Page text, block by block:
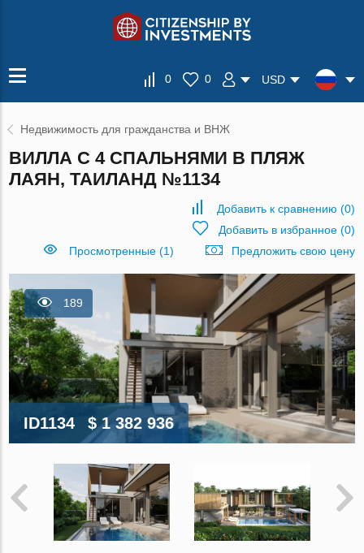
0 0 USD
Недвижимость для гражданства и ВНЖ
ВИЛЛА С 4 СПАЛЬНЯМИ В ПЛЯЖ
ЛАЯН, ТАИЛАНД №1134
Добавить к сравнению (0)
Добавить в избранное(0)
Просмотренные (1)
Предложить свою цену
189
ID1134 $ 1 382 936